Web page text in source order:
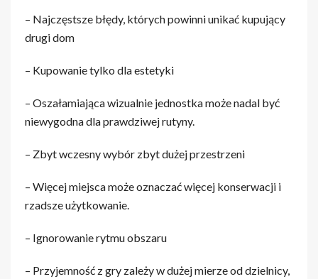
– Najczęstsze błędy, których powinni unikać kupujący
drugi dom
– Kupowanie tylko dla estetyki
– Oszałamiająca wizualnie jednostka może nadal być
niewygodna dla prawdziwej rutyny.
– Zbyt wczesny wybór zbyt dużej przestrzeni
– Więcej miejsca może oznaczać więcej konserwacji i
rzadsze użytkowanie.
– Ignorowanie rytmu obszaru
– Przyjemność z gry zależy w dużej mierze od dzielnicy,